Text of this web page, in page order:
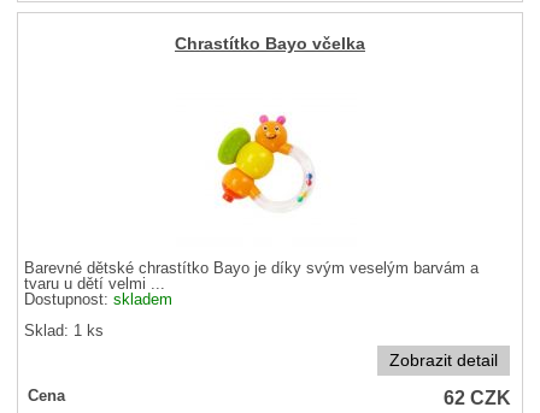
Chrastítko Bayo včelka
Barevné dětské chrastítko Bayo je díky svým veselým barvám a
tvaru u dětí velmi ...
Dostupnost:skladem
Sklad: 1 ks
Zobrazit detail
Cena 62CZK